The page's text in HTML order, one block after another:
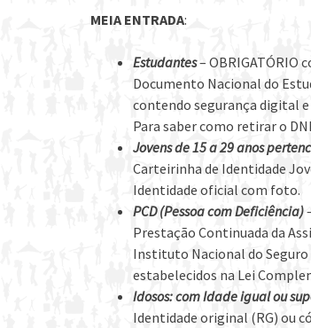
MEIA ENTRADA:
Estudantes– OBRIGATÓRIO
Documento Nacional do
contendo segurança digital
Para saber como retirar o
Jovens de 15 a 29 anos
Carteirinha de Identidade
Identidade oficial com foto.
PCD (Pessoa com Deficiência)
Prestação Continuada da
Instituto Nacional do Seguro
estabelecidos na Lei
Idosos: com Idade igual ou
Identidade original (RG) ou